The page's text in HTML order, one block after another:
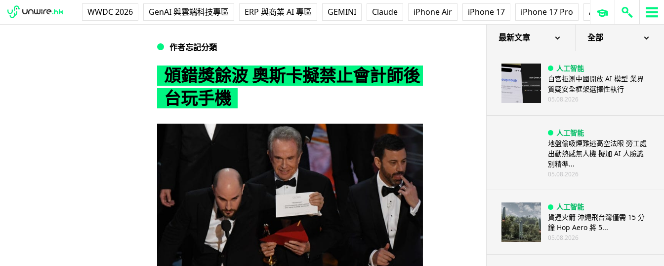
WWDC 2026 GenAI 與雲端科技專區 ERP 與商業 AI 專區 GEMINI Claude iPhone Air iPhone 17 iPhone 17 Pro AirPods Pro 3
作者忘記分類
頒錯獎餘波 奧斯卡擬禁止會計師後
台玩手機
最新文章 全部
人工智能
白宮拒測中國開放 AI 模型 業界
質疑安全框架選擇性執行
05.08.2026
人工智能
地盤偷吸煙難逃高空法眼 勞工處
出動熱感無人機 擬加 AI 人臉識
別精準...
05.08.2026
人工智能
貨運火箭 沖繩飛台灣僅需 15 分
鐘 Hop Aero 將 5...
05.08.2026